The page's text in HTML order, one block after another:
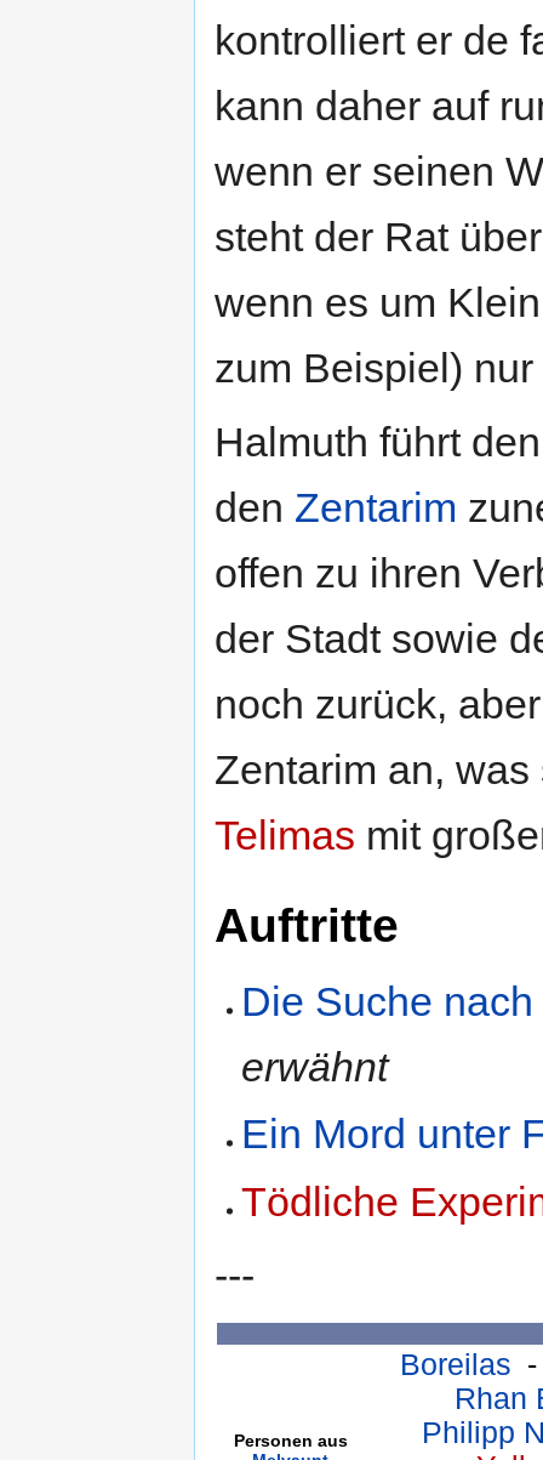
kontrolliert er de
kann daher auf
wenn er seinen
steht der Rat
wenn es um
zum Beispiel)
Halmuth führt
den Zentarim
offen zu ihren
der Stadt sowie
noch zurück,
Zentarim an,
Telimas mit
Auftritte
Die Suche
erwähnt
Ein Mord unter
Tödliche
---
Personen aus
Boreilas
Rhan
Philipp